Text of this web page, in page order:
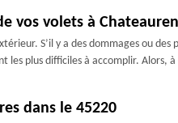
vos volets à
S’il y a des dommages ou
les plus difficiles à accomplir. Alors,
dans le 45220